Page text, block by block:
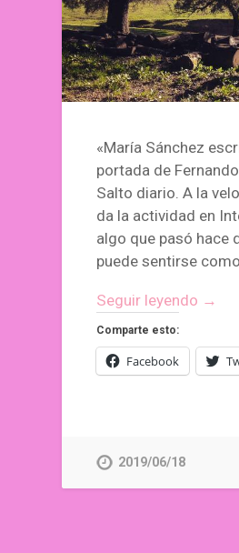
«María Sánchez
portada de
Salto diario. A la
da la actividad en
algo que pasó hace
puede sentirse
Seguir leyendo →
Comparte esto:
Facebook
2019/06/18